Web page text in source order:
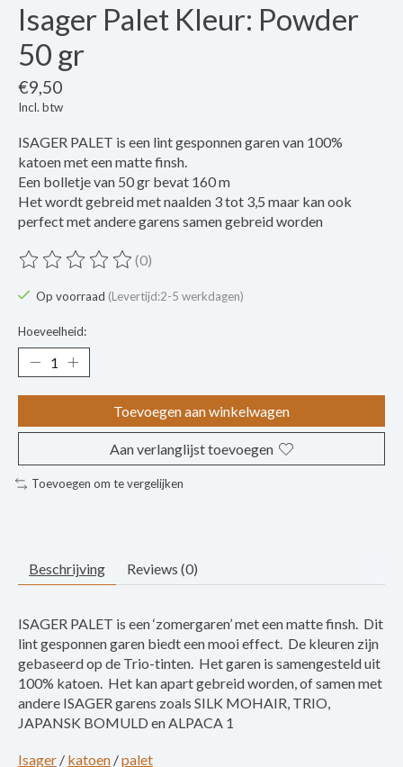
Isager Palet Kleur: Powder
50 gr
€9,50
Incl. btw
ISAGER PALET is een lint gesponnen garen van 100%
katoen met een matte finsh.
Een bolletje van 50 gr bevat 160 m
Het wordt gebreid met naalden 3 tot 3,5 maar kan ook
perfect met andere garens samen gebreid worden
De beoordeling van dit product is
(0)
Op voorraad (Levertijd:2-5 werkdagen)
Hoeveelheid:
Toevoegen aan winkelwagen
Aan verlanglijst toevoegen
Toevoegen om te vergelijken
Beschrijving Reviews (0)
ISAGER PALET is een ‘zomergaren’ met een matte finsh. Dit
lint gesponnen garen biedt een mooi effect. De kleuren zijn
gebaseerd op de Trio-tinten. Het garen is samengesteld uit
100% katoen. Het kan apart gebreid worden, of samen met
andere ISAGER garens zoals SILK MOHAIR, TRIO,
JAPANSK BOMULD en ALPACA 1
Isager / katoen /palet